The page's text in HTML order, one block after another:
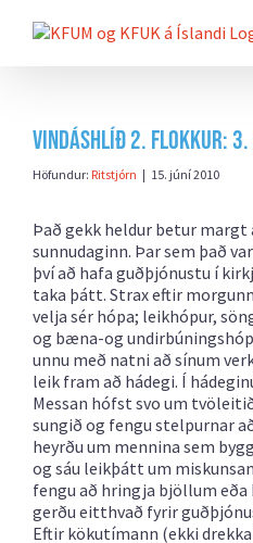
beint
Vindáshlíð 2. flokkur:
Höfundur: Ritstjórn | 15. júní 2010
Það gekk heldur betur margt
sunnudaginn. Þar sem það
því að hafa guðþjónustu í
taka þátt. Strax eftir
velja sér hópa; leikhópur,
og bæna-og
unnu með natni að sínum
leik fram að hádegi. Í
Messan hófst svo um
sungið og fengu stelpurnar
heyrðu um mennina sem
og sáu leikþátt um
fengu að hringja bjöllum
gerðu eitthvað fyrir
Eftir kökutímann (ekki